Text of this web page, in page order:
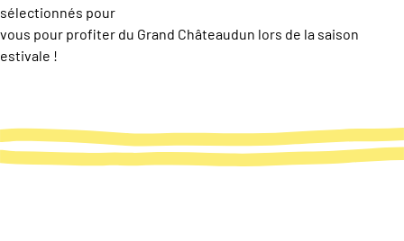
sélectionnés pour
vous pour profiter du Grand Châteaudun lors de la saison
estivale !